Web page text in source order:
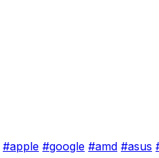
#apple #google #amd #asus